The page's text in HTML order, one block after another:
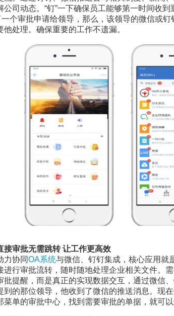
公司动态。“钉”一下确保员工能够第一时间收
个审批申请给领导，那么，该领导的微信或
他处理。确保重要的工作不遗漏。
接审批无需跳转 让工作更高效
协同OA系统与微信、钉钉集成，核心应用就
进行审批流转，随时随地处理企业相关文件。
批提醒，而是真正的实现数据交互，通过微信
到的那位领导，他收到了微信的推送消息。现
菜单的审批中心，找到需要审批的单据，就可以